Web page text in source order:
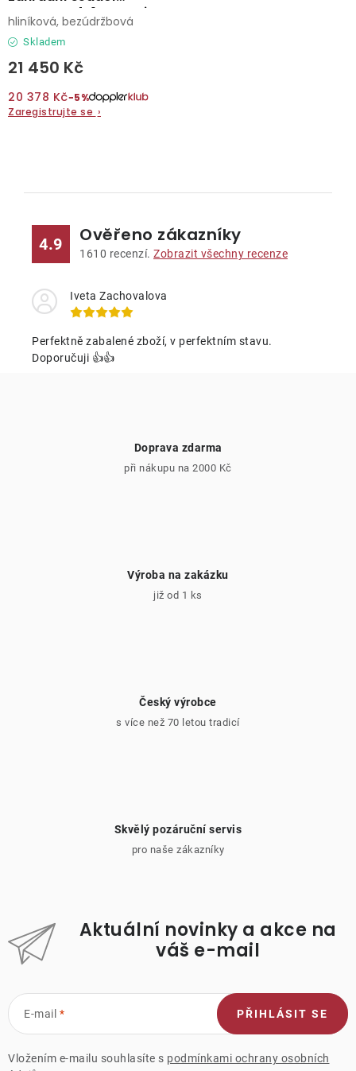
souprava 4+1 antracit
Skladem
21 450 Kč
20 378 Kč−5%
Zaregistrujte se ›
hliníková, bezúdržbová
4.9 Ověřeno zákazníky
1610 recenzí. Zobrazit všechny recenze
Iveta Zachovalova
Perfektně zabalené zboží, v perfektním stavu.
Doporučuji 👍👍
Doprava zdarma
při nákupu na 2000 Kč
Výroba na zakázku
již od 1 ks
Český výrobce
s více než 70 letou tradicí
Skvělý pozáruční servis
pro naše zákazníky
Aktuální novinky a akce na
váš e-mail
E-mail
Vložením e-mailu souhlasíte s podmínkami ochrany osobních
PŘIHLÁSIT SE